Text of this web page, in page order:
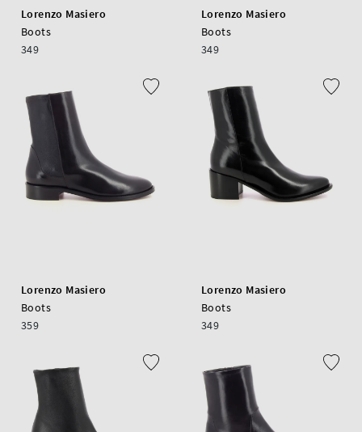
Lorenzo Masiero
Boots
349
Lorenzo Masiero
Boots
349
Lorenzo Masiero
Boots
359
Lorenzo Masiero
Boots
349